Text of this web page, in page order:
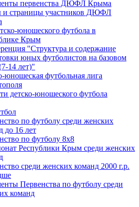
первенства ДЮФЛ Крыма
и страницы участников ДЮФЛ
юношеского футбола в
Крым
"Структура и содержание
юных футболистов на базовом
14 лет)"
юношеская футбольная лига
детско-юношеского футбола
по футболу среди женских
до 16 лет
по футболу 8х8
Республики Крым среди женских
среди женских команд 2000 г.р.
Первенства по футболу среди
команд